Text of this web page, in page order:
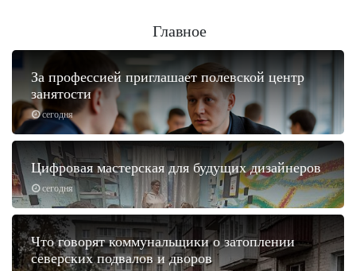
Главное
сегодня
За профессией приглашает полевской центр
занятости
сегодня
Цифровая мастерская для будущих дизайнеров
Что говорят коммунальщики о затоплении
северских подвалов и дворов